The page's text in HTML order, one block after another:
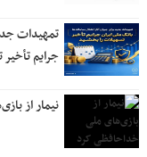
تمهیدات
جرایم
نیمار از